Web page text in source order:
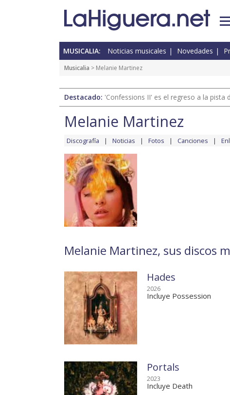
MUSICALIA: Noticias musicales Novedades
Musicalia > Melanie Martinez
Destacado: 'Confessions II' es el regreso a la pista
Melanie Martinez
Discografía Noticias Fotos Canciones
Melanie Martinez, sus discos
Hades
2026
Incluye Possession
Portals
2023
Incluye Death